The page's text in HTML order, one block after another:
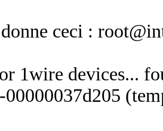
ceci :
1wire devices...